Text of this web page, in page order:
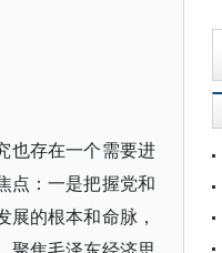
也存在一个需要进
点：一是把握党和
的根本和命脉，